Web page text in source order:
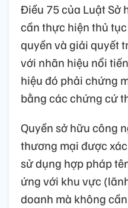
Điều 75 của Luật Sở
cần thực hiện thủ
quyền và giải quyết
với nhãn hiệu nổi
hiệu đó phải chứng
bằng các chứng cứ
Quyền sở hữu công
thương mại được
sử dụng hợp pháp
ứng với khu vực
doanh mà không